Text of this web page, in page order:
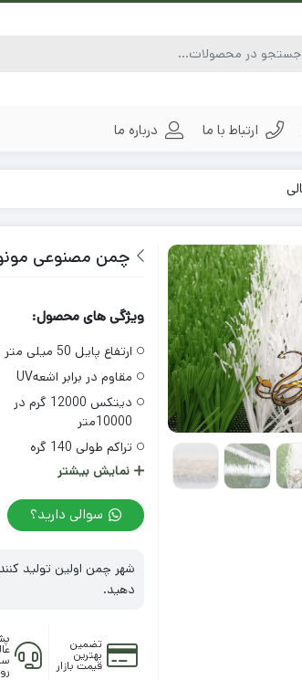
ارتباط با ما درباره ما
چمن مصنوعی
ویژگی های محصول:
ارتفاع پایل 50 میلی متر
مقاوم در برابر اشعهUV
دیتکس 12000 گرم در
10000متر
تراکم طولی 140 گره
عرض چمن:4 متر
قابل شستشو
بسته بندی:رول
نمایش بیشتر
سوالی دارید؟
شهر چمن اولین تولید
دهید.
تضمین
بهترین
قیمت بازار